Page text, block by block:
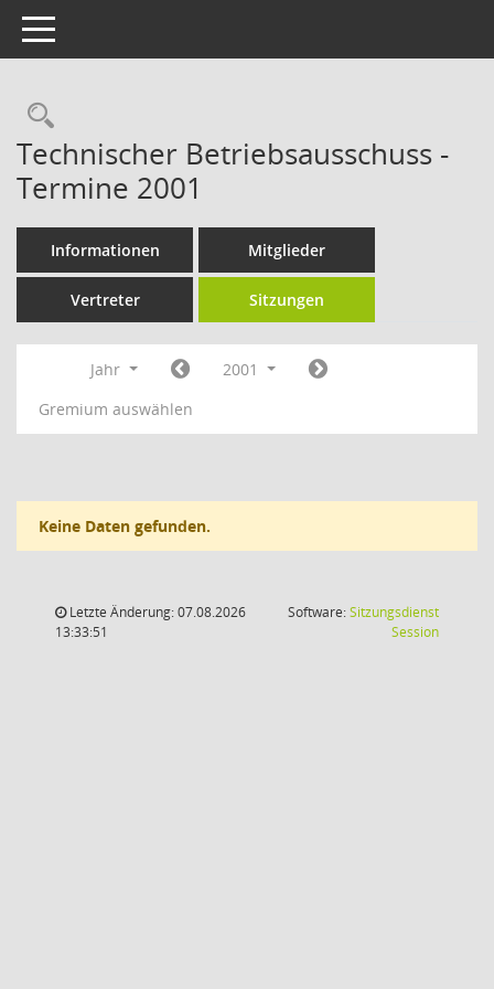
Toggle navigation
Rechercheauswahl
Technischer Betriebsausschuss -
Termine 2001
Informationen Mitglieder
Vertreter Sitzungen
Jahr
2001
Gremium auswählen
Keine Daten gefunden.
Letzte Änderung: 07.08.2026
13:33:51
Software:Sitzungsdienst
Session(Wird in